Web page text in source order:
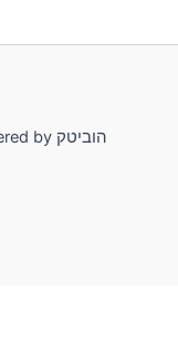
Copyright © 2026 הוביטק | Powered by הוביטק